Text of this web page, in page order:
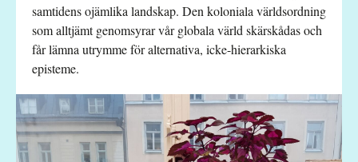
samtidens ojämlika landskap. Den koloniala världsordning
som alltjämt genomsyrar vår globala värld skärskådas och
får lämna utrymme för alternativa, icke-hierarkiska
episteme.